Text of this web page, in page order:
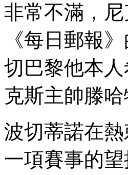
非常不滿
《每日郵報》
切巴黎他本人
克斯主帥滕哈
波切蒂諾在熱刺
一項賽事的望